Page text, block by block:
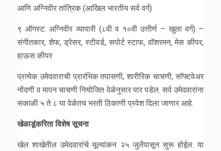
आणि अग्निवीर तांत्रिक (आखिल भारतीय सर्व वर्ग)
९ ऑगस्ट: अग्निवीर व्यापारी (८वी व १०वी उत्तीर्ण – खुला वर्ग) –
संगीतकार, शेफ, ड्रेसर, स्टीवर्ड, सपोर्ट स्टाफ, वॉशरमन, मेस कीपर,
हाऊस कीपर
प्रत्येक उमेदवाराची प्रारंभिक तपासणी, शारीरिक चाचणी, सॉफ्टवेअर
नोंदणी व मापन चाचणी नियोजित वेळेनुसार पार पडेल. सर्व उमेदवारांना
सकाळी ५ ते ८ या वेळेतच भरती ठिकाणी प्रवेश दिला जाणार आहे.
खेळाडूंकरिता विशेष सूचना
खेल शाखेतील उमेदवारांचे मूल्यांकन २५ जुलैपासून सुरू होईल. या